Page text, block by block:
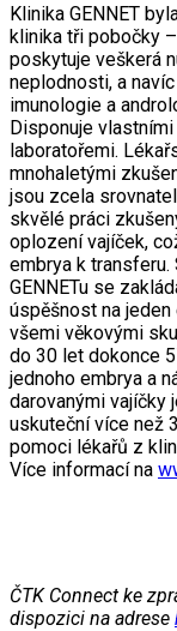
Klinika GENNET
klinika tři pobočky
poskytuje veškerá
neplodnosti, a
imunologie a
Disponuje
laboratořemi.
mnohaletými
jsou zcela
skvělé práci
oplození vajíček,
embrya k
GENNETu se
úspěšnost na
všemi věkovými
do 30 let dokonce
jednoho embrya a
darovanými vajíčky
uskuteční více než
pomoci lékařů z
Více informací na
ČTK Connect ke
dispozici na adrese